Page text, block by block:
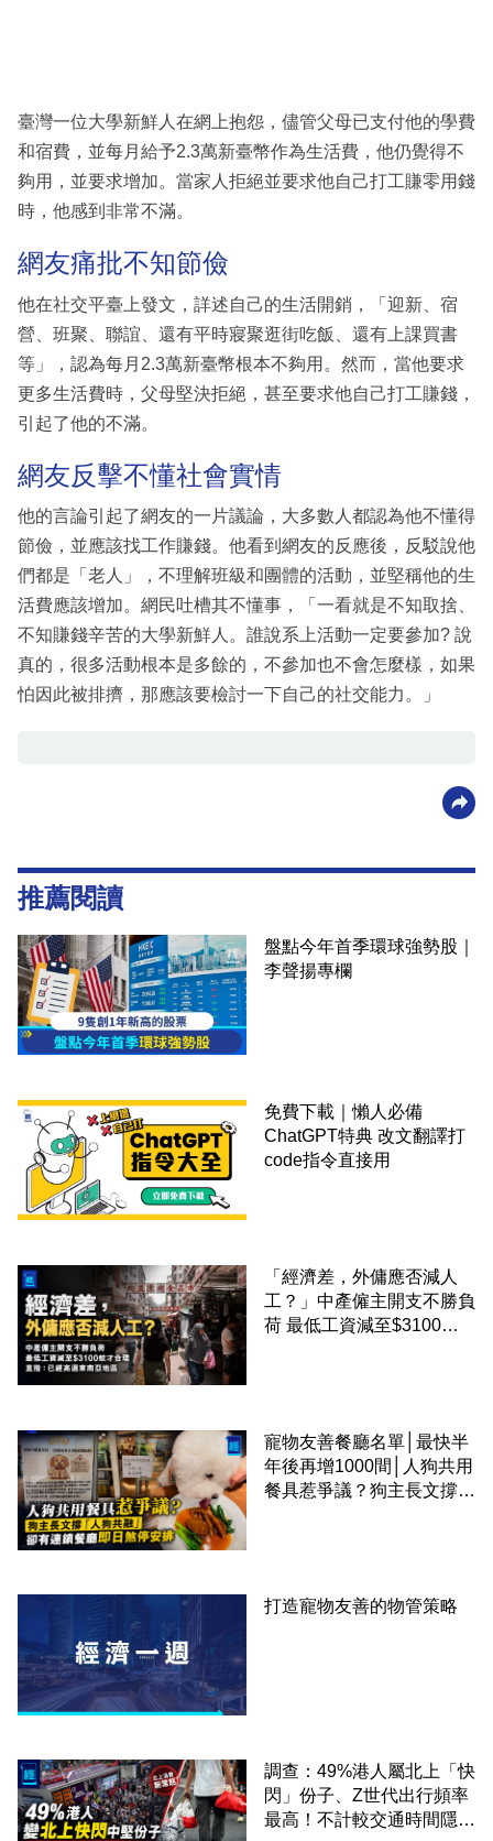
區
臺灣一位大學新鮮人在網上抱怨，儘管父母已支付他的學費
和宿費，並每月給予2.3萬新臺幣作為生活費，他仍覺得不
夠用，並要求增加。當家人拒絕並要求他自己打工賺零用錢
時，他感到非常不滿。
網友痛批不知節儉
他在社交平臺上發文，詳述自己的生活開銷，「迎新、宿
營、班聚、聯誼、還有平時寢聚逛街吃飯、還有上課買書
等」，認為每月2.3萬新臺幣根本不夠用。然而，當他要求
更多生活費時，父母堅決拒絕，甚至要求他自己打工賺錢，
引起了他的不滿。
網友反擊不懂社會實情
他的言論引起了網友的一片議論，大多數人都認為他不懂得
節儉，並應該找工作賺錢。他看到網友的反應後，反駁說他
們都是「老人」，不理解班級和團體的活動，並堅稱他的生
活費應該增加。網民吐槽其不懂事，「一看就是不知取捨、
不知賺錢辛苦的大學新鮮人。誰說系上活動一定要參加? 說
真的，很多活動根本是多餘的，不參加也不會怎麼樣，如果
怕因此被排擠，那應該要檢討一下自己的社交能力。」
推薦閱讀
盤點今年首季環球強勢股｜
李聲揚專欄
免費下載｜懶人必備
ChatGPT特典 改文翻譯打
code指令直接用
「經濟差，外傭應否減人
工？」中產僱主開支不勝負
荷 最低工資減至$3100蚊
寵物友善餐廳名單│最快半
年後再增1000間│人狗共用
餐具惹爭議？狗主長文撐
打造寵物友善的物管策略
調查：49%港人屬北上「快
閃」份子、Z世代出行頻率
最高！不計較交通時間隱形